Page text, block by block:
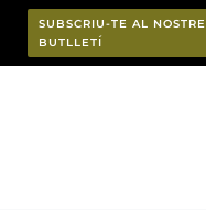
SUBSCRIU-TE AL NOSTRE
BUTLLETÍ